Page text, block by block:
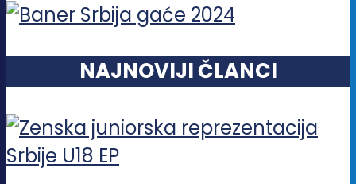
NAJNOVIJI ČLANCI